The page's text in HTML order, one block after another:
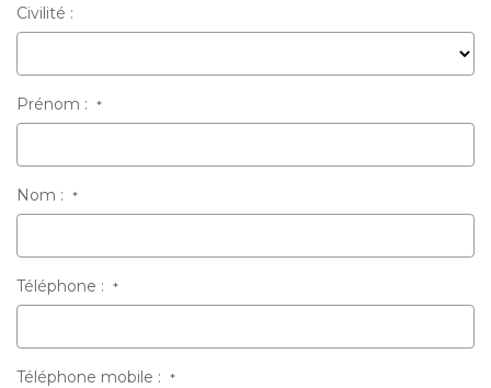
Civilité :
Prénom : *
Nom : *
Téléphone : *
Téléphone mobile : *